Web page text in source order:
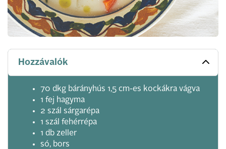
Hozzávalók
70 dkg bárányhús 1,5 cm-es kockákra vágva
1 fej hagyma
2 szál sárgarépa
1 szál fehérrépa
1 db zeller
só, bors